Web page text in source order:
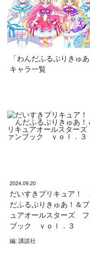
「わんだふるぷりきゅあ
キャラ一覧
2024.09.20
だいすきプリキュア！
だふるぷりきゅあ！＆
ュアオールスターズ
ブック ｖｏｌ．３
編: 講談社